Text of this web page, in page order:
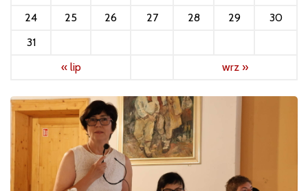
24
25 26 27 28 29
30
31
« lip
wrz »